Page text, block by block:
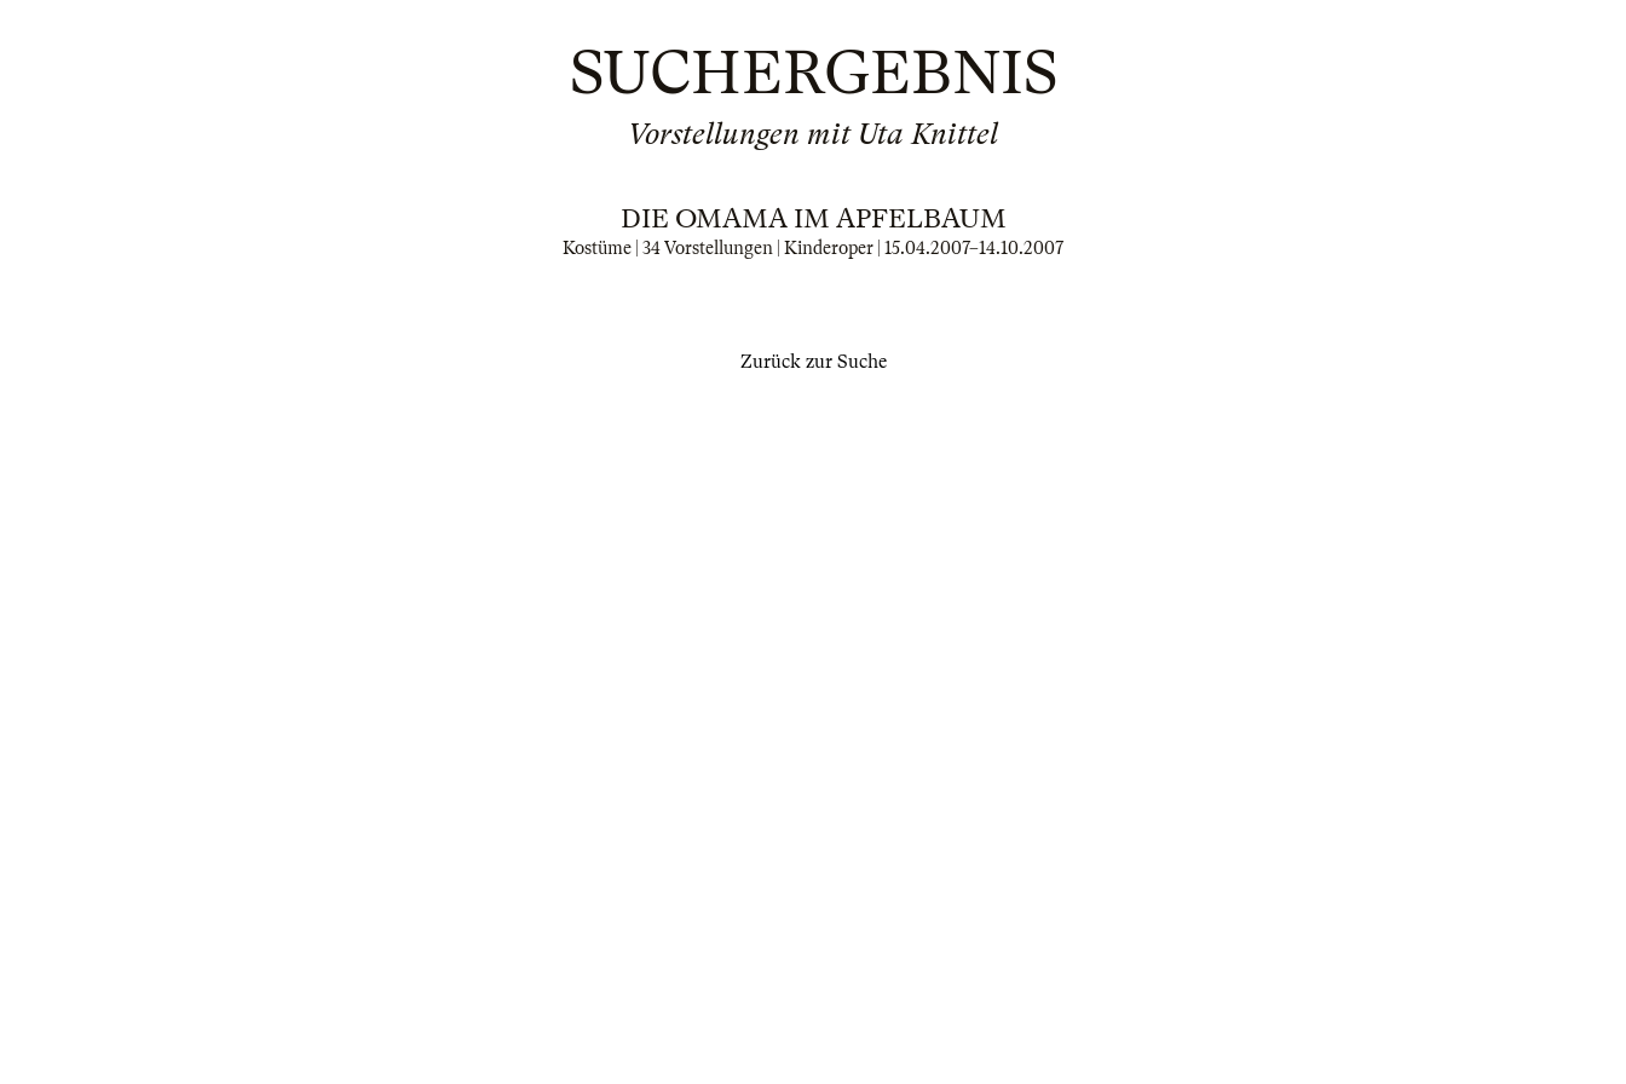
SUCHERGEBNIS
Vorstellungen mit Uta Knittel
DIE OMAMA IM APFELBAUM
Kostüme | 34 Vorstellungen | Kinderoper | 15.04.2007–14.10.2007
Zurück zur Suche